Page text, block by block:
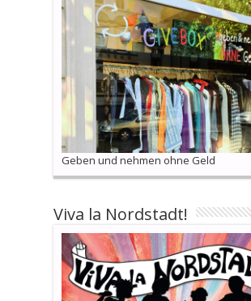
Geben und nehmen ohne Geld
Viva la Nordstadt!